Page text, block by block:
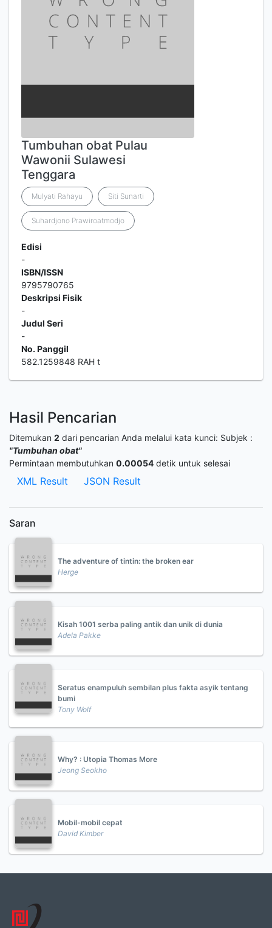
Tumbuhan obat Pulau
Wawonii Sulawesi
Tenggara
Mulyati Rahayu Siti Sunarti
Suhardjono Prawiroatmodjo
Edisi
-
ISBN/ISSN
9795790765
Deskripsi Fisik
-
Judul Seri
-
No. Panggil
582.1259848 RAH t
Hasil Pencarian
Ditemukan 2 dari pencarian Anda melalui kata kunci: Subjek :
"Tumbuhan obat"
Permintaan membutuhkan 0.00054 detik untuk selesai
XML Result JSON Result
Saran
The adventure of tintin: the broken ear
Herge
Kisah 1001 serba paling antik dan unik di dunia
Adela Pakke
Seratus enampuluh sembilan plus fakta asyik tentang
bumi
Tony Wolf
Why? : Utopia Thomas More
Jeong Seokho
Mobil-mobil cepat
David Kimber